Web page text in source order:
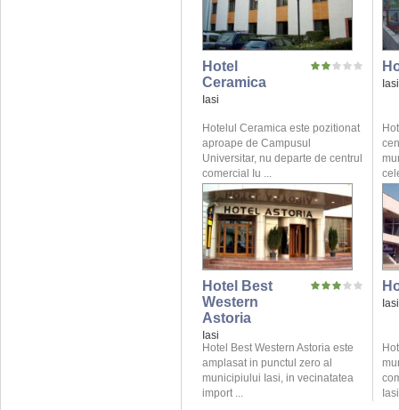
Hotel
Ceramica
Iasi
Hotelul Ceramica este pozitionat
aproape de Campusul
Universitar, nu departe de centrul
comercial Iu ...
Iasi
Hotel Best
Western
Astoria
Iasi
Hotel Best Western Astoria este
amplasat in punctul zero al
municipiului Iasi, in vecinatatea
import ...
Iasi